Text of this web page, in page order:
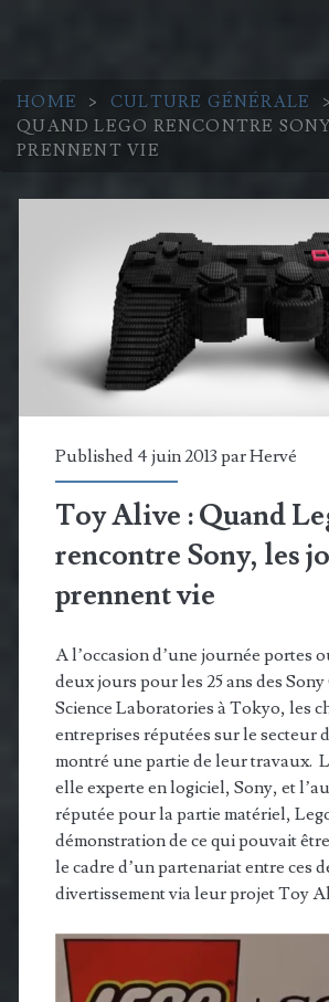
HOME > CULTURE GÉNÉRALE >
QUAND LEGO RENCONTRE
PRENNENT VIE
Published 4 juin 2013 parHervé
Toy Alive : Quand
rencontre Sony, les
prennent vie
A l’occasion d’une journée portes
deux jours pour les 25 ans des
Science Laboratories à Tokyo, les
entreprises réputées sur le secteur
montré une partie de leur travaux.
elle experte en logiciel, Sony, et
réputée pour la partie matériel,
démonstration de ce qui pouvait
le cadre d’un partenariat entre ces
divertissement via leur projet Toy